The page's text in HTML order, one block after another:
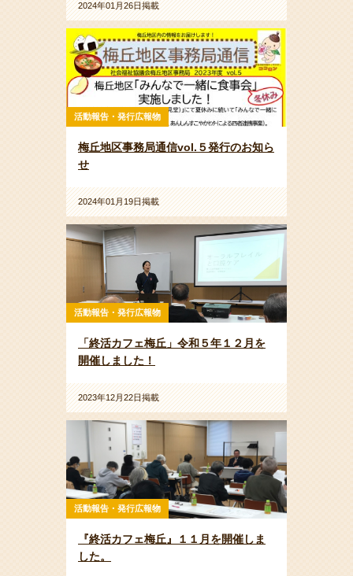
2024年01月26日掲載
活動報告・発行広報物
梅丘地区事務局通信vol.５発行のお知ら
せ
2024年01月19日掲載
活動報告・発行広報物
「終活カフェ梅丘」令和５年１２月を
開催しました！
2023年12月22日掲載
活動報告・発行広報物
『終活カフェ梅丘』１１月を開催しま
した。